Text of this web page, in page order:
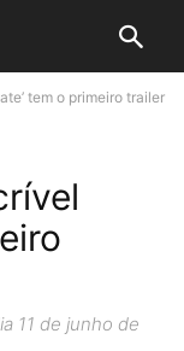
tem o primeiro trailer
11 de junho de